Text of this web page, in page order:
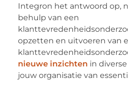
Integron het antwoord op,
behulp van een
opzetten en uitvoeren van
nieuwe inzichten in
jouw organisatie van